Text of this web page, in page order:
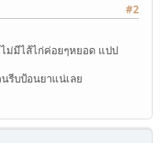
#2
ไม่มีไส้ไก่ค่อยๆหยอด แปป
รีบป้อนยาแน่เลย